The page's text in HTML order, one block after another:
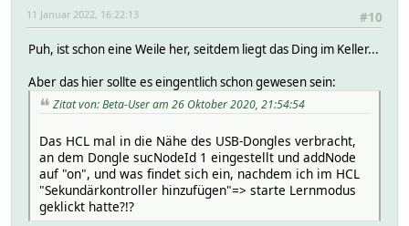
#10
11 Januar 2022, 16:22:13
Puh, ist schon eine Weile her, seitdem liegt das Ding im Keller...
Aber das hier sollte es eingentlich schon gewesen sein:
Zitat von: Beta-User am 26 Oktober 2020, 21:54:54
Das HCL mal in die Nähe des USB-Dongles verbracht,
an dem Dongle sucNodeId 1 eingestellt und addNode
auf "on", und was findet sich ein, nachdem ich im HCL
"Sekundärkontroller hinzufügen"=> starte Lernmodus
geklickt hatte?!?